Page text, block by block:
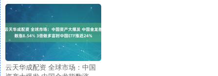
云天华成配资 全球市场：中国